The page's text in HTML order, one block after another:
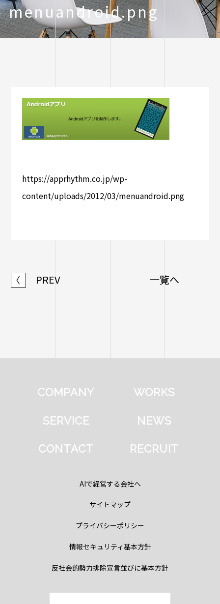
menuandroid.png
https://apprhythm.co.jp/wp-
content/uploads/2012/03/menuandroid.png
〈 PREV 一覧へ
COMPANY WORKS
SERVICE NEWS
CONTACT RECRUIT
AIで経営する会社へ
サイトマップ
プライバシーポリシー
情報セキュリティ基本方針
反社会的勢力排除宣言並びに基本方針